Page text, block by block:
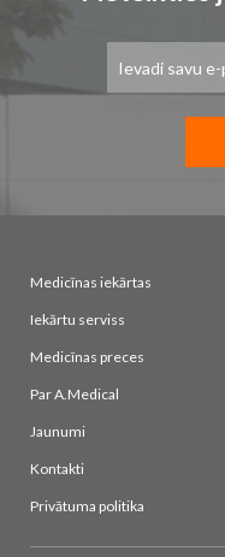
saņemšanai:
Medicīnas iekārtas
Iekārtu serviss
Medicīnas preces
Par A.Medical
Jaunumi
Kontakti
Privātuma politika